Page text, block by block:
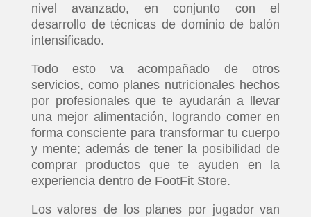
nivel avanzado, en conjunto con el
desarrollo de técnicas de dominio de balón
intensificado.
Todo esto va acompañado de otros
servicios, como planes nutricionales hechos
por profesionales que te ayudarán a llevar
una mejor alimentación, logrando comer en
forma consciente para transformar tu cuerpo
y mente; además de tener la posibilidad de
comprar productos que te ayuden en la
experiencia dentro de FootFit Store.
Los valores de los planes por jugador van